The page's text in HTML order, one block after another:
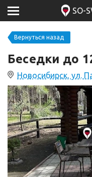
SO-
Вернуться назад
Беседки до
Новосибирск, ул.